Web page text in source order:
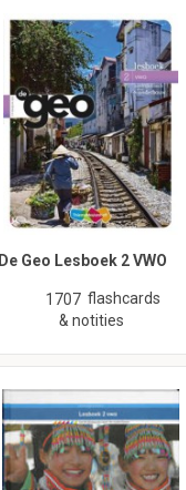
De Geo Lesboek 2 VWO
1707 flashcards
& notities